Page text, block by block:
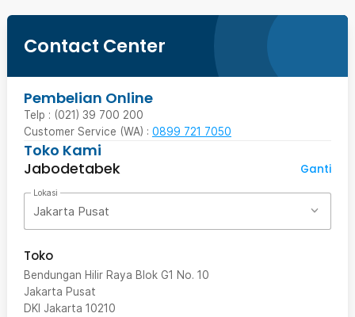
Contact Center
Pembelian Online
Telp : (021) 39 700 200
Customer Service (WA) : 0899 721 7050
Toko Kami
Jabodetabek
Ganti
Lokasi
Jakarta Pusat
Toko
Bendungan Hilir Raya Blok G1 No. 10
Jakarta Pusat
DKI Jakarta 10210